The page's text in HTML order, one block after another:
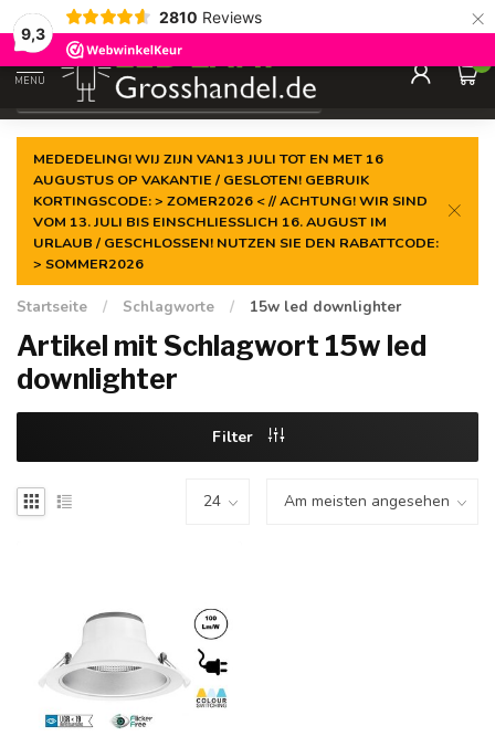
9,3
2810 Reviews ×
Garantiert derniedrigste Preis
MENU
0
MEDEDELING! WIJ ZIJN VAN13 JULI TOT EN MET 16
AUGUSTUS OP VAKANTIE / GESLOTEN! GEBRUIK
KORTINGSCODE: > ZOMER2026 < // ACHTUNG! WIR SIND
VOM 13. JULI BIS EINSCHLIESSLICH 16. AUGUST IM
URLAUB / GESCHLOSSEN! NUTZEN SIE DEN RABATTCODE:
> SOMMER2026
Startseite / Schlagworte / 15w led downlighter
Artikel mit Schlagwort 15w led
downlighter
Filter